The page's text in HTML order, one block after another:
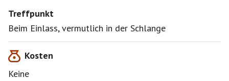
Treffpunkt
Beim Einlass, vermutlich in der Schlange
Kosten
Keine